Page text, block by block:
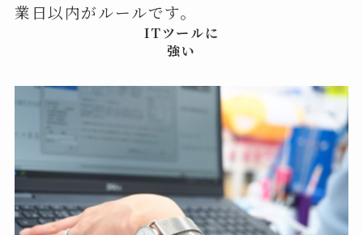
業日以内がルールです。
ITツールに
強い